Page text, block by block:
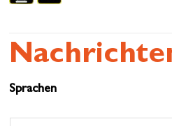
Sprachen